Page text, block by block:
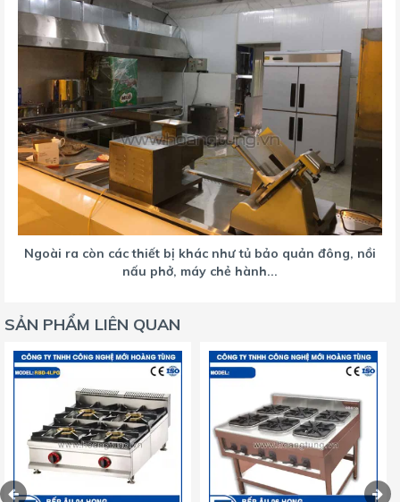
Ngoài ra còn các thiết bị khác như tủ bảo quản đông, nồi
nấu phở, máy chẻ hành...
SẢN PHẨM LIÊN QUAN